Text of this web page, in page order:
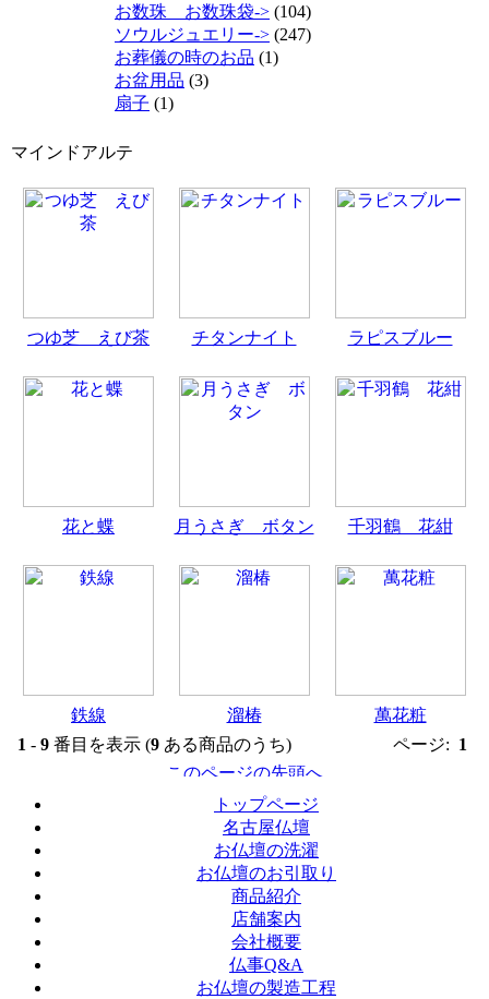
お数珠 お数珠袋-> (104)
ソウルジュエリー-> (247)
お葬儀の時のお品 (1)
お盆用品 (3)
扇子 (1)
マインドアルテ
つゆ芝 えび茶 チタンナイト ラピスブルー
花と蝶 月うさぎ ボタン 千羽鶴 花紺
鉄線 溜椿
萬花粧
1 - 9 番目を表示 (9 ある商品のうち) ページ: 1
トップページ
名古屋仏壇
お仏壇の洗濯
お仏壇のお引取り
商品紹介
店舗案内
会社概要
仏事Q&A
お仏壇の製造工程